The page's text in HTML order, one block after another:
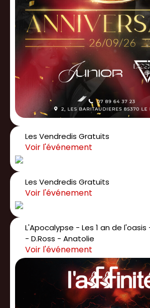
Les Vendredis Gratuits
Les Vendredis Gratuits
L'Apocalypse - Les 1 an de l'oasis
- D.Ross - Anatolie